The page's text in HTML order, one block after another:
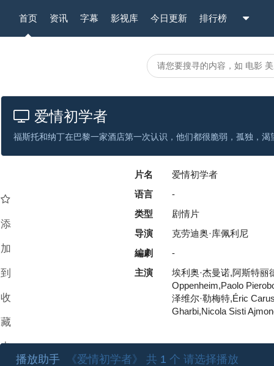
首页 资讯 字幕 影视库 今日更新 排行榜
爱情初学者
添
加
到
收
藏
夹
片名
爱情初学者
语言
-
类型
剧情片
导演
克劳迪奥·库佩利尼
編劇
-
主演
埃利奥·杰曼诺,阿斯特丽
Oppenheim,Paolo
泽维尔·勒梅特,Éric
Gharbi,Nicola Sisti
播放助手 《爱情初学者》 共 1 个 请选择播放